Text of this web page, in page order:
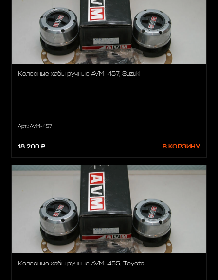
Колесные хабы ручные AVM-457, Suzuki
Арт.: AVM-457
18 200 ₽ В КОРЗИНУ
Колесные хабы ручные AVM-455, Toyota